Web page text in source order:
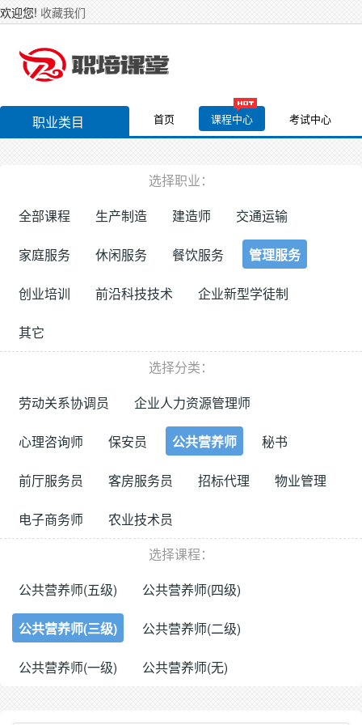
欢迎您! 收藏我们
职业类目 首页 课程中心 考试中心
选择职业：
全部课程
生产制造 建造师 交通运输
家庭服务 休闲服务 餐饮服务 管理服务
创业培训 前沿科技技术 企业新型学徒制
其它
选择分类：
劳动关系协调员
企业人力资源管理师
心理咨询师 保安员 公共营养师 秘书
前厅服务员 客房服务员 招标代理 物业管理
电子商务师
农业技术员
选择课程：
公共营养师(五级)
公共营养师(四级)
公共营养师(三级) 公共营养师(二级)
公共营养师(一级) 公共营养师(无)